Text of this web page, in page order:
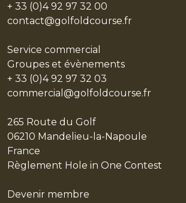
PARCOURS
RESTAURANT & BAR
EVÈNEMENTS PRIVÉS
PARTENAIRES
LE STYLE
LES ACTUS
EN
+ 33 (0)4 92 97 32 00
contact@golfoldcourse.fr
Service commercial
Groupes et évènements
+ 33 (0)4 92 97 32 03
commercial@golfoldcourse.fr
265 Route du Golf
06210 Mandelieu-la-Napoule
France
Règlement Hole in One Contest
Devenir membre